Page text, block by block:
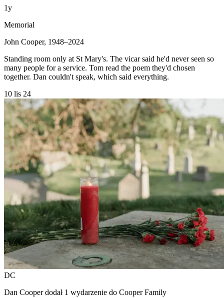
1y
Memorial
John Cooper, 1948–2024
Standing room only at St Mary's. The vicar said he'd never seen so
many people for a service. Tom read the poem they'd chosen
together. Dan couldn't speak, which said everything.
10 lis 24
DC
Dan Cooperdodał 1 wydarzenie do Cooper Family